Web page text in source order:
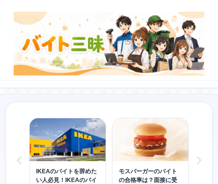
IKEAのバイトを辞めた
い人必見！IKEAのバイ
モスバーガーのバイト
の合格率は？面接に受